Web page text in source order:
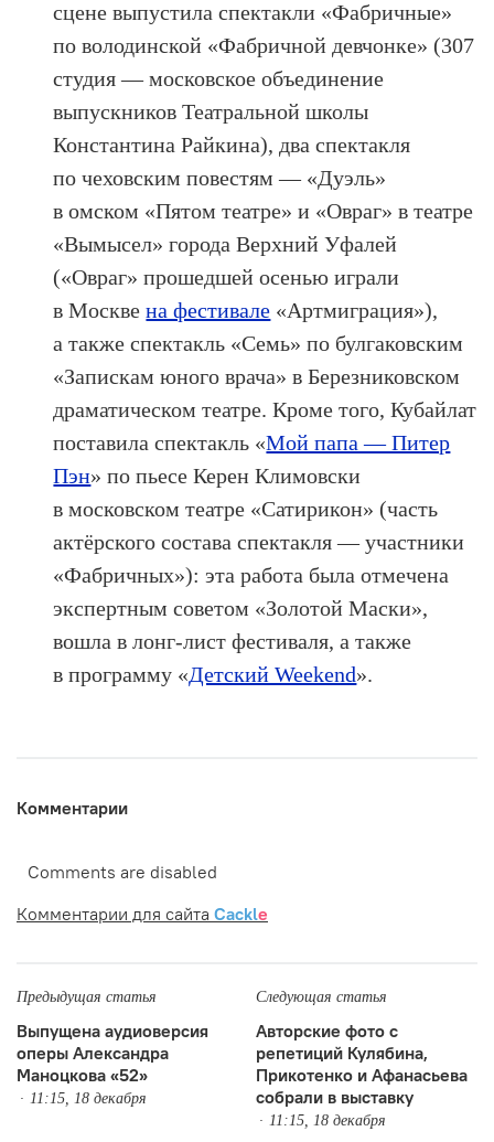
сцене выпустила спектакли «Фабричные»
по володинской «Фабричной девчонке» (307
студия — московское объединение
выпускников Театральной школы
Константина Райкина), два спектакля
по чеховским повестям — «Дуэль»
в омском «Пятом театре» и «Овраг» в театре
«Вымысел» города Верхний Уфалей
(«Овраг» прошедшей осенью играли
в Москвена фестивале «Артмиграция»),
а также спектакль «Семь» по булгаковским
«Запискам юного врача» в Березниковском
драматическом театре. Кроме того, Кубайлат
поставила спектакль «Мой папа — Питер
Пэн» по пьесе Керен Климовски
в московском театре «Сатирикон» (часть
актёрского состава спектакля — участники
«Фабричных»): эта работа была отмечена
экспертным советом «Золотой Маски»,
вошла в лонг-лист фестиваля, а также
в программу «Детский Weekend».
Комментарии
Comments are disabled
Комментарии для сайта Cackle
Предыдущая статья
Выпущена аудиоверсия
оперы Александра
Маноцкова «52»
11:15, 18 декабря
Следующая статья
Авторские фото с
репетиций Кулябина,
Прикотенко и Афанасьева
собрали в выставку
11:15, 18 декабря